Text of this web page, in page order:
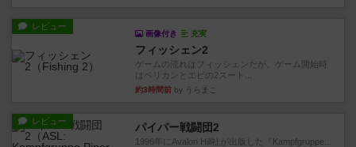
レビュー
画像付き 充実
フィッシェン2
ゲームの流れはフィッシェンだが、ゲーム開始時
はペリカンとエビの2スート...
約3時間前 by うらまこ
レビュー パイパー戦闘団2
1996年にAvalon Hill社が出版した『Kampfgruppe...